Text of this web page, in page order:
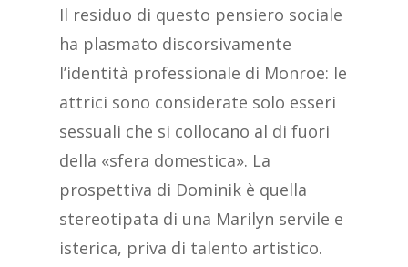
Il residuo di questo pensiero sociale
ha plasmato discorsivamente
l’identità professionale di Monroe: le
attrici sono considerate solo esseri
sessuali che si collocano al di fuori
della «sfera domestica». La
prospettiva di Dominik è quella
stereotipata di una Marilyn servile e
isterica, priva di talento artistico.